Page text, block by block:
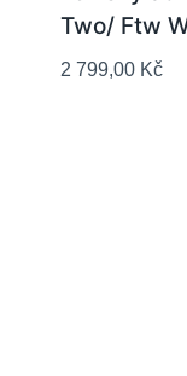
Two/ Ftw
2 799,00 Kč